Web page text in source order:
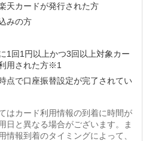
天カードが発行された方
みの方
1回1円以上かつ3回以上対象カー
用された方※1
点で口座振替設定が完了されてい
はカード利用情報の到着に時間が
日と異なる場合がございます。ま
情報到着のタイミングによって、